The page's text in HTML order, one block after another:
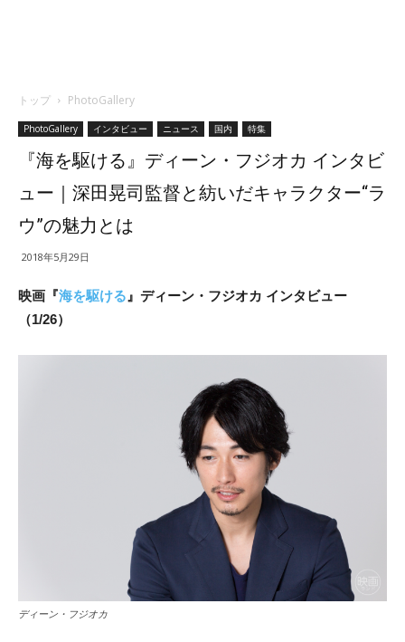
トップ PhotoGallery
PhotoGallery インタビュー ニュース 国内 特集
『海を駆ける』ディーン・フジオカ インタビ
ュー｜深田晃司監督と紡いだキャラクター“ラ
ウ”の魅力とは
2018年5月29日
映画『海を駆ける 』ディーン・フジオカ インタビュー
（1/26）
ディーン・フジオカ